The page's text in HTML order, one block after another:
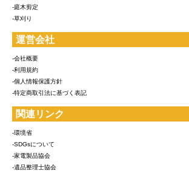
-庭木剪定
-草刈り
運営会社
-会社概要
-利用規約
-個人情報保護方針
-特定商取引法に基づく表記
関連リンク
-環境省
-SDGsについて
-家電製品協会
-遺品整理士協会